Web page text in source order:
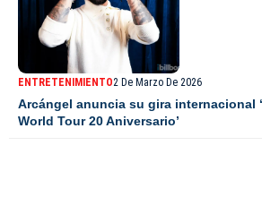
ENTRETENIMIENTO2 De Marzo De 2026
Arcángel anuncia su gira internacional
World Tour 20 Aniversario’